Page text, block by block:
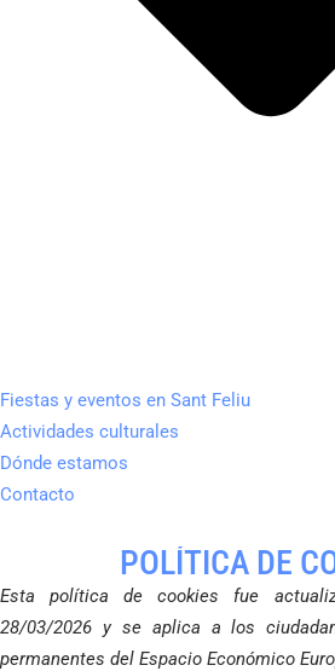
Fiestas y eventos en Sant Feliu
Actividades culturales
Dónde estamos
Contacto
POLÍTICA DE
Esta política de cookies fue
28/03/2026 y se aplica a los
permanentes del Espacio Económico